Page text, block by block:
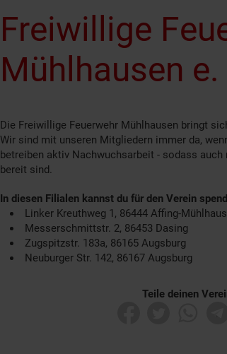
Freiwillige
Mühlhausen e.
Die Freiwillige Feuerwehr Mühlhausen bringt
Wir sind mit unseren Mitgliedern immer da,
betreiben aktiv Nachwuchsarbeit - sodass auch
bereit sind.
In diesen Filialen kannst du für den Verein
Linker Kreuthweg 1, 86444 Affing-
Messerschmittstr. 2, 86453 Dasing
Zugspitzstr. 183a, 86165 Augsburg
Neuburger Str. 142, 86167 Augsburg
Teile deinen